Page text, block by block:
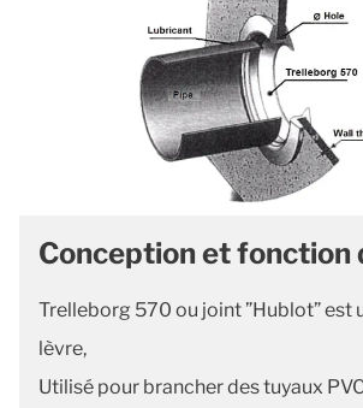
Conception et fonction
Trelleborg 570 ou joint ”Hublot” est
lèvre,
Utilisé pour brancher des tuyaux